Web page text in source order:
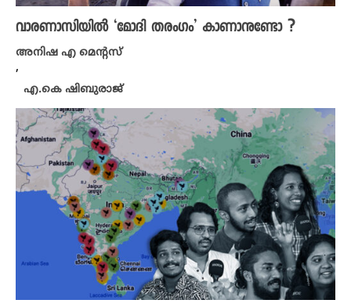
വാരണാസിയിൽ ‘മോദി തരംഗം’ കാണാനുണ്ടോ ?
അനിഷ എ മെന്റസ്
,
എ.കെ ഷിബുരാജ്